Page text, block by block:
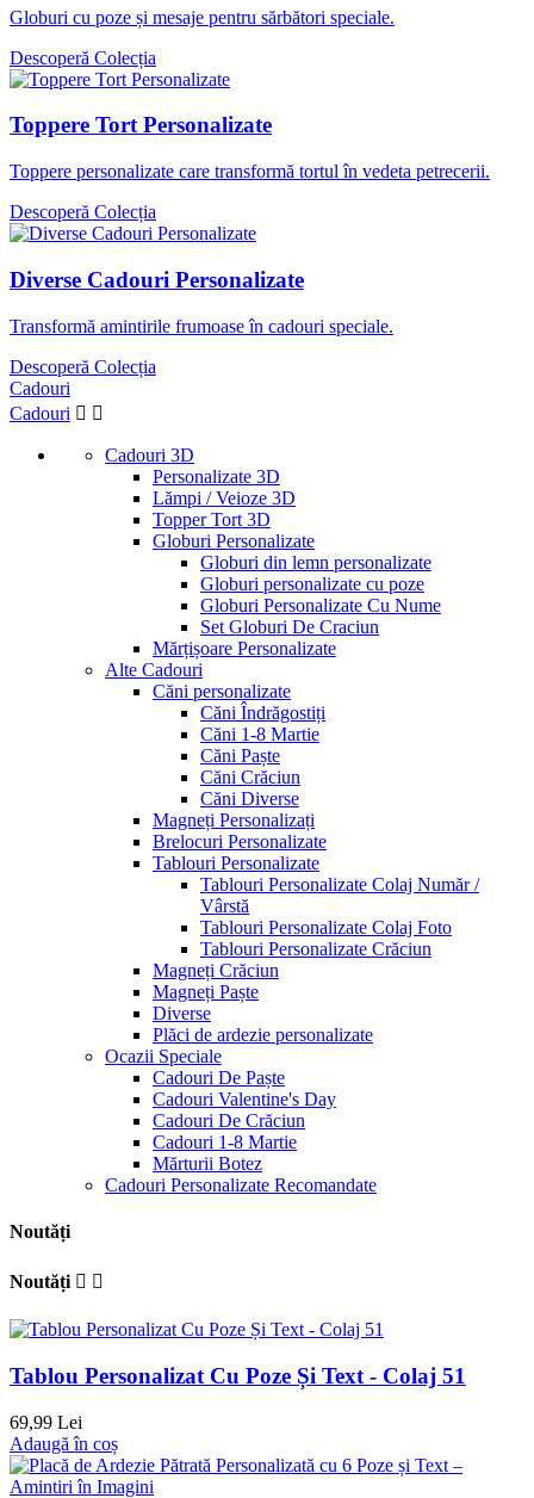
Globuri cu poze și mesaje pentru sărbători speciale.
Descoperă Colecția
Toppere Tort Personalizate
Toppere personalizate care transformă tortul în vedeta petrecerii.
Descoperă Colecția
Diverse Cadouri Personalizate
Transformă amintirile frumoase în cadouri speciale.
Descoperă Colecția
Cadouri
Cadouri  
Cadouri 3D
Personalizate 3D
Lămpi / Veioze 3D
Topper Tort 3D
Globuri Personalizate
Globuri din lemn personalizate
Globuri personalizate cu poze
Globuri Personalizate Cu Nume
Set Globuri De Craciun
Mărțișoare Personalizate
Alte Cadouri
Căni personalizate
Căni Îndrăgostiți
Căni 1-8 Martie
Căni Paște
Căni Crăciun
Căni Diverse
Magneți Personalizați
Brelocuri Personalizate
Tablouri Personalizate
Tablouri Personalizate Colaj Număr /
Vârstă
Tablouri Personalizate Colaj Foto
Tablouri Personalizate Crăciun
Magneți Crăciun
Magneți Paște
Diverse
Plăci de ardezie personalizate
Ocazii Speciale
Cadouri De Paște
Cadouri Valentine's Day
Cadouri De Crăciun
Cadouri 1-8 Martie
Mărturii Botez
Cadouri Personalizate Recomandate
Noutăți
Noutăți  
Tablou Personalizat Cu Poze Și Text - Colaj 51
69,99 Lei
Adaugă în coș